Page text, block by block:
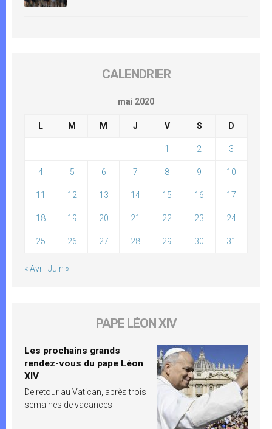
CALENDRIER
mai 2020
L M M J V S D
1 2 3
4 5 6 7 8 9 10
11 12 13 14 15 16 17
18 19 20 21 22 23 24
25 26 27 28 29 30 31
« Avr Juin »
PAPE LÉON XIV
Les prochains grands
rendez-vous du pape Léon
XIV
De retour au Vatican, après trois
semaines de vacances